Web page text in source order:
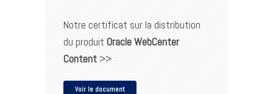
Notre certificat sur la distribution
du produitOracle WebCenter
Content>>
Voir le document